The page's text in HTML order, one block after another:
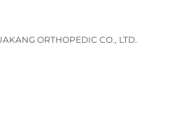
ORTHOPEDIC CO., LTD.